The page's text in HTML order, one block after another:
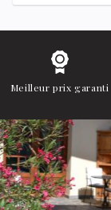
Meilleur prix garanti